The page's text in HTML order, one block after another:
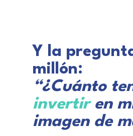
Y la
millón:
“¿Cuánto
invertiren
imagen de